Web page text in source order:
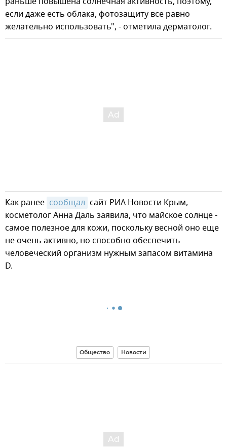
если даже есть облака, фотозащиту все равно
желательно использовать", - отметила дерматолог.
Как ранее сообщал сайт РИА Новости Крым,
косметолог Анна Даль заявила, что майское солнце -
самое полезное для кожи, поскольку весной оно еще
не очень активно, но способно обеспечить
человеческий организм нужным запасом витамина
D.
Общество Новости